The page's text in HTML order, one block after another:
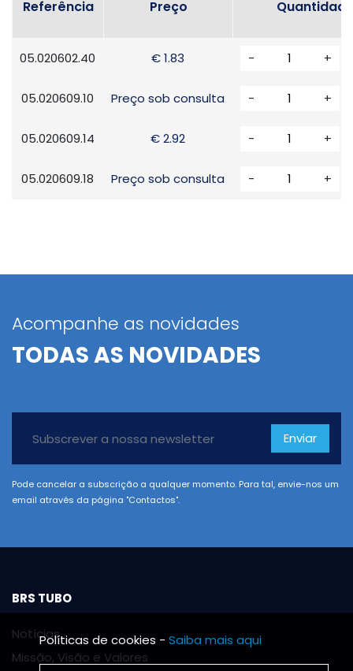
Referência Preço Quantidade
05.020602.40 € 1.83 - +
05.020609.10 Preço sob consulta - +
05.020609.14 € 2.92 - +
05.020609.18 Preço sob consulta - +
Acompanhe as novidades
TODAS AS NOVIDADES
Enviar
Pode cancelar a subscrição a qualquer momento. Para tal, envie-nos um
email através da página "Contactos".
BRS TUBO
Notícias
Missão, Visão e Valores
Políticas de cookies - Saiba mais aqui